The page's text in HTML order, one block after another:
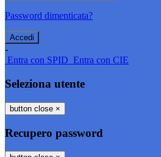
Password dimenticata?
-
Entra con SPID Entra con CIE
Seleziona utente
button close ×
Recupero password